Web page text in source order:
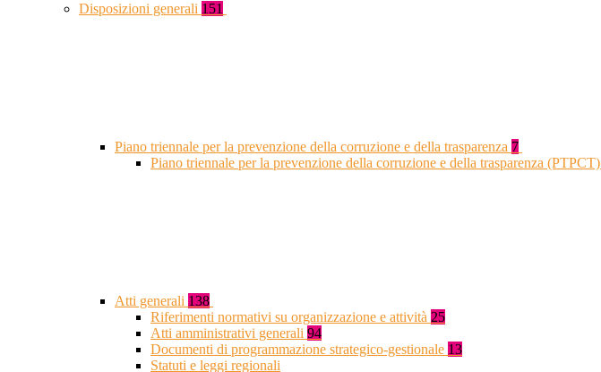
Disposizioni generali 151
Piano triennale per la prevenzione della corruzione e della trasparenza 7
Piano triennale per la prevenzione della corruzione e della trasparenza (PTPCT)
Atti generali 138
Riferimenti normativi su organizzazione e attività 25
Atti amministrativi generali 94
Documenti di programmazione strategico-gestionale 13
Statuti e leggi regionali